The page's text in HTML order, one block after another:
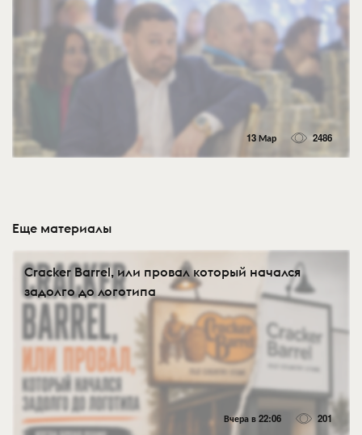
13 Мар 2486
Еще материалы
Cracker Barrel, или провал который начался
задолго до логотипа
Вчера в 22:06 201